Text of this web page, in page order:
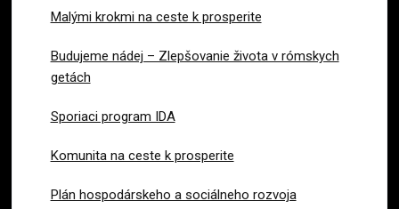
Malými krokmi na ceste k prosperite
Budujeme nádej – Zlepšovanie života v rómskych
getách
Sporiaci program IDA
Komunita na ceste k prosperite
Plán hospodárskeho a sociálneho rozvoja